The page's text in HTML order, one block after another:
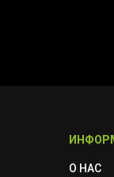
О НАС